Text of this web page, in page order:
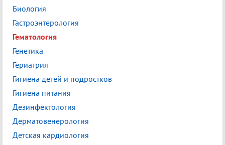
Биология
Гастроэнтерология
Гематология
Генетика
Гериатрия
Гигиена детей и подростков
Гигиена питания
Дезинфектология
Дерматовенерология
Детская кардиология